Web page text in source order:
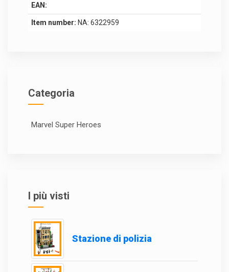
EAN:
Item number: NA: 6322959
Categoria
Marvel Super Heroes
I più visti
Stazione di polizia